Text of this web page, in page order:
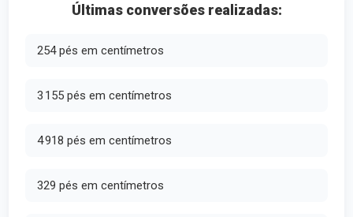
Últimas conversões realizadas:
254 pés em centímetros
3 155 pés em centímetros
4 918 pés em centímetros
329 pés em centímetros